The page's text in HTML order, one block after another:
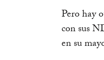
Pero hay
con sus
en su